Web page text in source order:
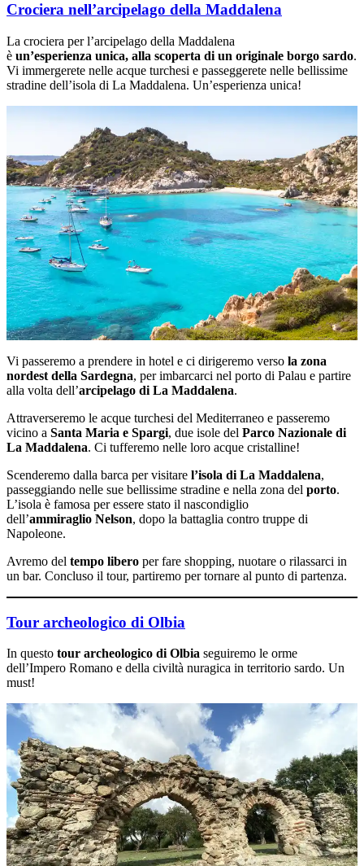
Crociera nell’arcipelago della Maddalena
La crociera per l’arcipelago della Maddalena
è un’esperienza unica, alla scoperta di un originale borgo sardo.
Vi immergerete nelle acque turchesi e passeggerete nelle bellissime
stradine dell’isola di La Maddalena. Un’esperienza unica!
Vi passeremo a prendere in hotel e ci dirigeremo verso la zona
nordest della Sardegna, per imbarcarci nel porto di Palau e partire
alla volta dell’arcipelago di La Maddalena.
Attraverseremo le acque turchesi del Mediterraneo e passeremo
vicino a Santa Maria e Spargi, due isole del Parco Nazionale di
La Maddalena. Ci tufferemo nelle loro acque cristalline!
Scenderemo dalla barca per visitare l’isola di La Maddalena,
passeggiando nelle sue bellissime stradine e nella zona del porto.
L’isola è famosa per essere stato il nascondiglio
dell’ammiraglio Nelson, dopo la battaglia contro truppe di
Napoleone.
Avremo del tempo libero per fare shopping, nuotare o rilassarci in
un bar. Concluso il tour, partiremo per tornare al punto di partenza.
Tour archeologico di Olbia
In questo tour archeologico di Olbia seguiremo le orme
dell’Impero Romano e della civiltà nuragica in territorio sardo. Un
must!